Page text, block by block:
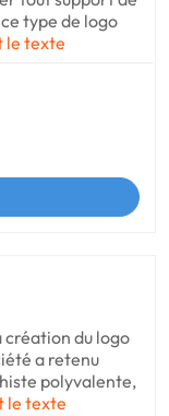
type de logo
le texte
création du logo
a retenu
polyvalente,
le texte